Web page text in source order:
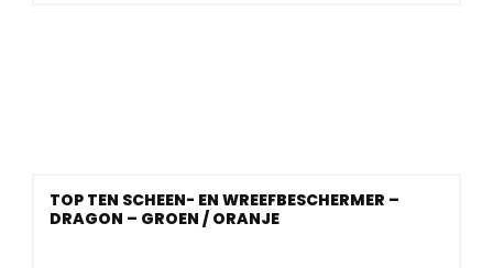
TOP TEN SCHEEN- EN WREEFBESCHERMER –
DRAGON – GROEN / ORANJE